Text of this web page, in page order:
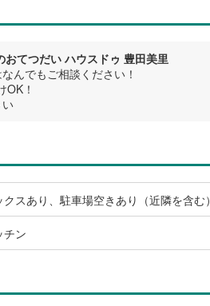
おてつだい ハウスドゥ 豊田美里
んでもご相談ください！
OK！
スあり、駐車場空きあり（近隣を含む）
チン